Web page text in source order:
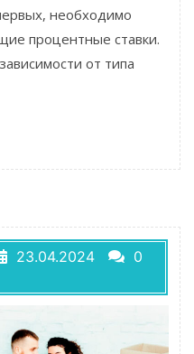
необходимо
процентные ставки.
от типа
23.04.2024
0